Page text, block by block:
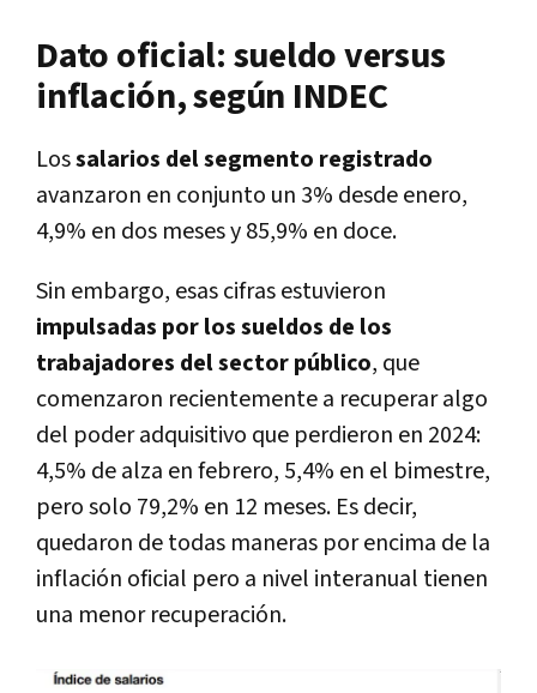
Dato oficial: sueldo versus
inflación, según INDEC
Lossalarios del segmento registrado
avanzaron en conjunto un 3% desde enero,
4,9% en dos meses y 85,9% en doce.
Sin embargo, esas cifras estuvieron
impulsadas por los sueldos de los
trabajadores del sector público, que
comenzaron recientemente a recuperar algo
del poder adquisitivo que perdieron en 2024:
4,5% de alza en febrero, 5,4% en el bimestre,
pero solo 79,2% en 12 meses. Es decir,
quedaron de todas maneras por encima de la
inflación oficial pero a nivel interanual tienen
una menor recuperación.